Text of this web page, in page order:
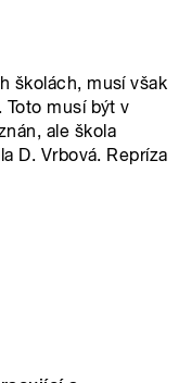
školách, musí však
musí být v
ale škola
D. Vrbová. Repríza